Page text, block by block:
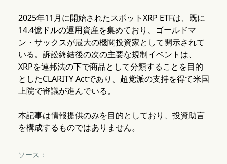
2025年11月に開始されたスポットXRP ETFは、既に
14.4億ドルの運用資産を集めており、ゴールドマ
ン・サックスが最大の機関投資家として開示されて
いる。訴訟終結後の次の主要な規制イベントは、
XRPを連邦法の下で商品として分類することを目的
としたCLARITY Actであり、超党派の支持を得て米国
上院で審議が進んでいる。
本記事は情報提供のみを目的としており、投資助言
を構成するものではありません。
ソース：